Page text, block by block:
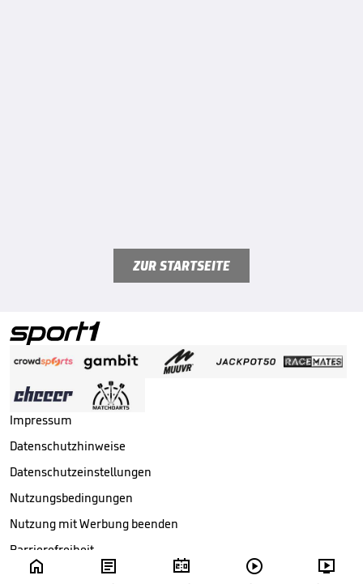
    
ZUR STARTSEITE
Impressum
Datenschutzhinweise
Datenschutzeinstellungen
Nutzungsbedingungen
Nutzung mit Werbung beenden
Barrierefreiheit
Copyright © Sport1 GmbH. Alle Rechte vorbehalten.